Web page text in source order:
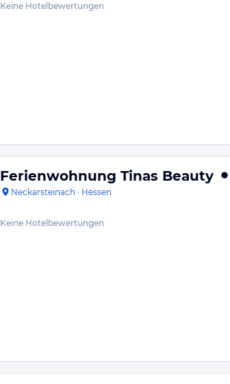
Keine Hotelbewertungen
Ferienwohnung Tinas Beauty
Neckarsteinach · Hessen
Keine Hotelbewertungen